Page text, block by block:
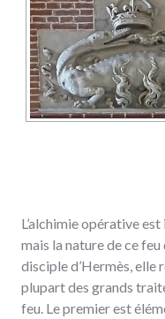
L’alchimie opérative
mais la nature de ce
disciple d’Hermès, elle
plupart des grands
feu. Le premier est